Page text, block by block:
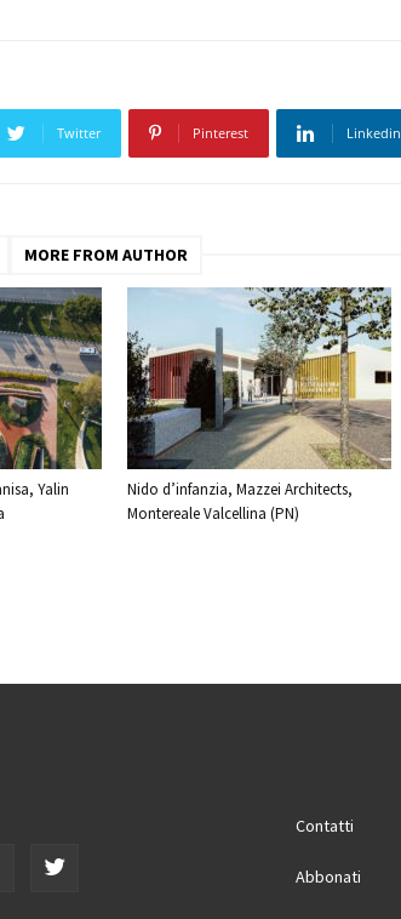
Twitter Pinterest Linkedin
MORE FROM AUTHOR
Yalin
Nido d’infanzia, Mazzei Architects,
Montereale Valcellina (PN)
Contatti
Abbonati